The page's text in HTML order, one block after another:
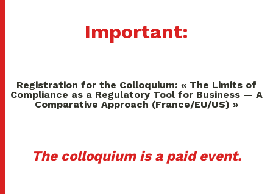
Important:
Registration for the Colloquium: « The Limits of
Compliance as a Regulatory Tool for Business — A
Comparative Approach (France/EU/US) »
The colloquium is a paid event.